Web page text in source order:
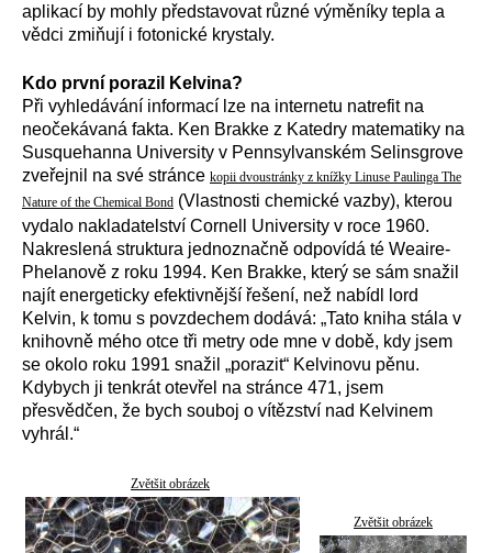
aplikací by mohly představovat různé výměníky tepla a
vědci zmiňují i fotonické krystaly.
Kdo první porazil Kelvina?
Při vyhledávání informací lze na internetu natrefit na
neočekávaná fakta. Ken Brakke z Katedry matematiky na
Susquehanna University v Pennsylvanském Selinsgrove
zveřejnil na své stránce kopii dvoustránky z knížky Linuse Paulinga The
Nature of the Chemical Bond (Vlastnosti chemické vazby), kterou
vydalo nakladatelství Cornell University v roce 1960.
Nakreslená struktura jednoznačně odpovídá té Weaire-
Phelanově z roku 1994. Ken Brakke, který se sám snažil
najít energeticky efektivnější řešení, než nabídl lord
Kelvin, k tomu s povzdechem dodává: „Tato kniha stála v
knihovně mého otce tři metry ode mne v době, kdy jsem
se okolo roku 1991 snažil „porazit“ Kelvinovu pěnu.
Kdybych ji tenkrát otevřel na stránce 471, jsem
přesvědčen, že bych souboj o vítězství nad Kelvinem
vyhrál.“
Zvětšit obrázek
Zvětšit obrázek